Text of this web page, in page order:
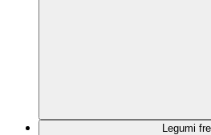
Legumi